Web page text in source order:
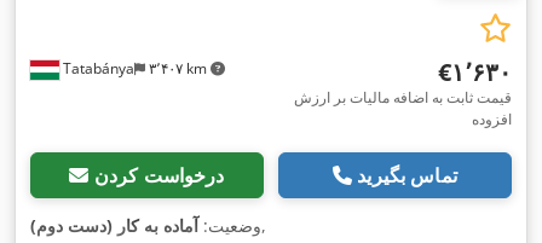
Tatabánya ۳٬۴۰۷ km ‎€۱٬۶۳۰
قیمت ثابت به اضافه مالیات بر ارزش
افزوده
درخواست کردن تماس بگیرید
وضعیت: آماده به کار (دست دوم) ,